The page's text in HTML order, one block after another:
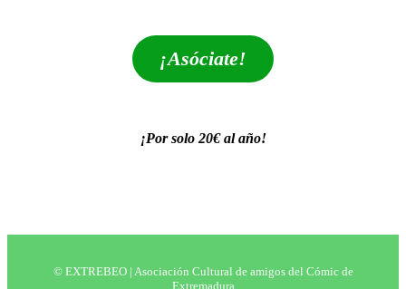
¡Asóciate!
¡Por solo 20€ al año!
© EXTREBEO | Asociación Cultural de amigos del Cómic de
Extremadura